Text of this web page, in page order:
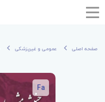
صفحه اصلی عمومی و غیرپزشکی
Fa